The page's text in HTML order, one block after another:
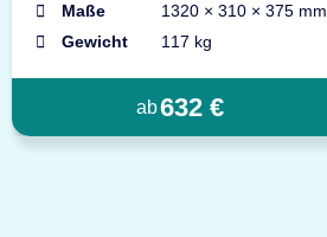
Maße
1320 × 310 × 375 mm
Gewicht
117 kg
ab632 €